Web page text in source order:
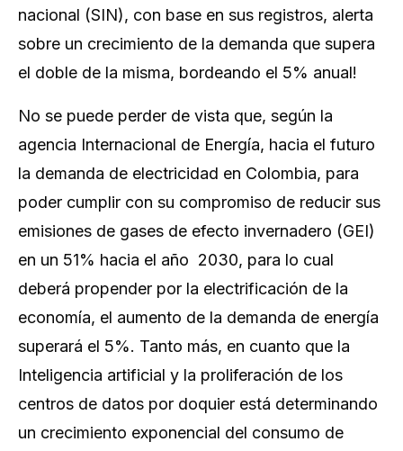
nacional (SIN), con base en sus registros, alerta
sobre un crecimiento de la demanda que supera
el doble de la misma, bordeando el 5% anual!
No se puede perder de vista que, según la
agencia Internacional de Energía, hacia el futuro
la demanda de electricidad en Colombia, para
poder cumplir con su compromiso de reducir sus
emisiones de gases de efecto invernadero (GEI)
en un 51% hacia el año 2030, para lo cual
deberá propender por la electrificación de la
economía, el aumento de la demanda de energía
superará el 5%. Tanto más, en cuanto que la
Inteligencia artificial y la proliferación de los
centros de datos por doquier está determinando
un crecimiento exponencial del consumo de